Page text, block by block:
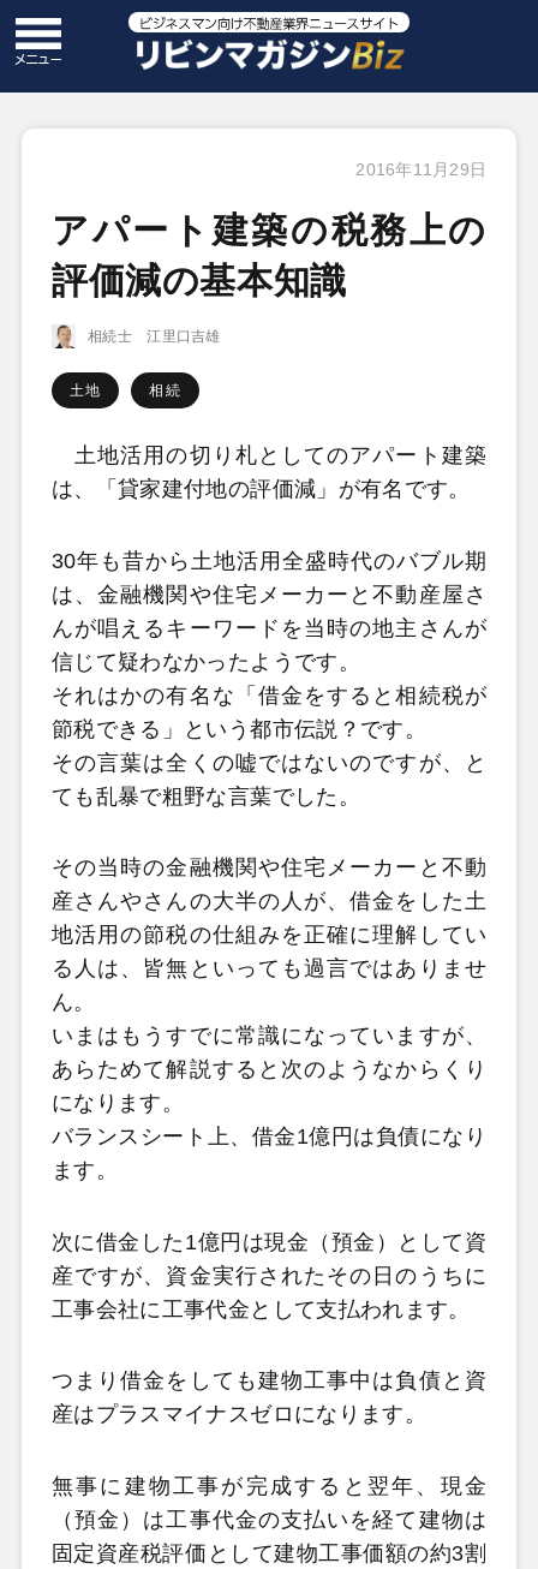
2016年11月29日
アパート建築の税務上の
評価減の基本知識
相続士 江里口吉雄
土地 相続
土地活用の切り札としてのアパート建築
は、「貸家建付地の評価減」が有名です。
30年も昔から土地活用全盛時代のバブル期
は、金融機関や住宅メーカーと不動産屋さ
んが唱えるキーワードを当時の地主さんが
信じて疑わなかったようです。
それはかの有名な「借金をすると相続税が
節税できる」という都市伝説？です。
その言葉は全くの嘘ではないのですが、と
ても乱暴で粗野な言葉でした。
その当時の金融機関や住宅メーカーと不動
産さんやさんの大半の人が、借金をした土
地活用の節税の仕組みを正確に理解してい
る人は、皆無といっても過言ではありませ
ん。
いまはもうすでに常識になっていますが、
あらためて解説すると次のようなからくり
になります。
バランスシート上、借金1億円は負債になり
ます。
次に借金した1億円は現金（預金）として資
産ですが、資金実行されたその日のうちに
工事会社に工事代金として支払われます。
つまり借金をしても建物工事中は負債と資
産はプラスマイナスゼロになります。
無事に建物工事が完成すると翌年、現金
（預金）は工事代金の支払いを経て建物は
固定資産税評価として建物工事価額の約3割